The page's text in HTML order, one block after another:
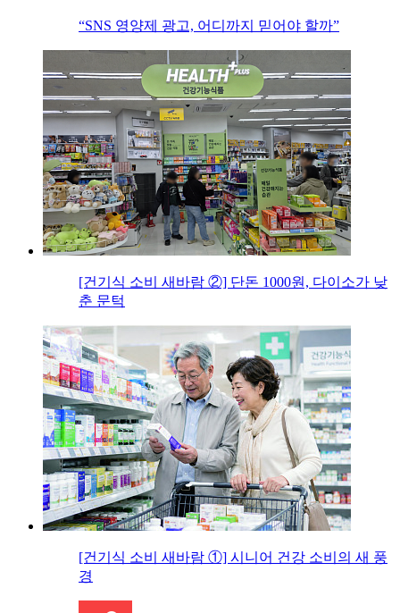
“SNS 영양제 광고, 어디까지 믿어야 할까”
[건기식 소비 새바람 ②] 단돈 1000원, 다이소가 낮
춘 문턱
[건기식 소비 새바람 ①] 시니어 건강 소비의 새 풍
경